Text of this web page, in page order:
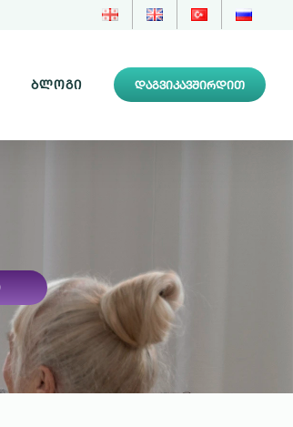
ᲑᲚᲝᲒᲘ ᲓᲐᲒᲕᲘᲙᲐᲕᲨᲘᲠᲓᲘᲗ